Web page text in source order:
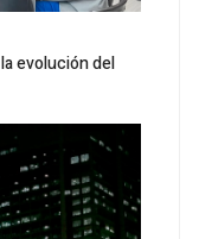
evolución del